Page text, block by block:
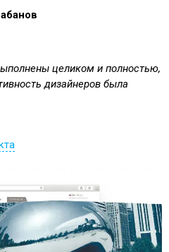
целиком и полностью,
дизайнеров была